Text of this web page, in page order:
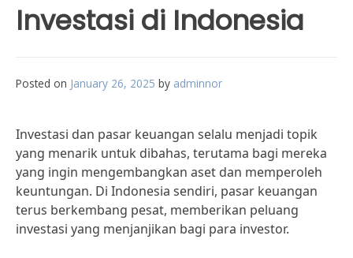
Investasi di Indonesia
Posted on January 26, 2025 by adminnor
Investasi dan pasar keuangan selalu menjadi topik
yang menarik untuk dibahas, terutama bagi mereka
yang ingin mengembangkan aset dan memperoleh
keuntungan. Di Indonesia sendiri, pasar keuangan
terus berkembang pesat, memberikan peluang
investasi yang menjanjikan bagi para investor.